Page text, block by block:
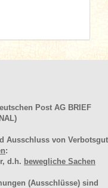
Post AG BRIEF
Ausschluss von Verbotsgut
:
d.h. bewegliche Sachen
(Ausschlüsse) sind